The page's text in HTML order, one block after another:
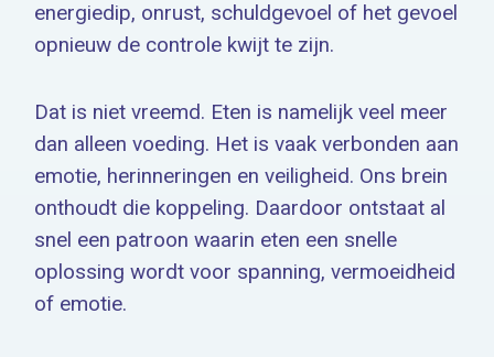
energiedip, onrust, schuldgevoel of het gevoel
opnieuw de controle kwijt te zijn.
Dat is niet vreemd. Eten is namelijk veel meer
dan alleen voeding. Het is vaak verbonden aan
emotie, herinneringen en veiligheid. Ons brein
onthoudt die koppeling. Daardoor ontstaat al
snel een patroon waarin eten een snelle
oplossing wordt voor spanning, vermoeidheid
of emotie.